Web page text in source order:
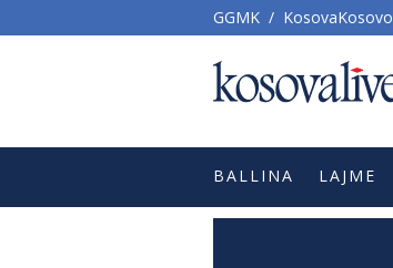
GGMK / KosovaKosovo
BALLINA LAJME